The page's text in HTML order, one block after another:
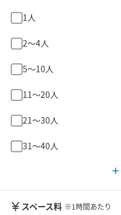
1人
2〜4人
5〜10人
11〜20人
21〜30人
31〜40人
スペース料 ※1時間あたり